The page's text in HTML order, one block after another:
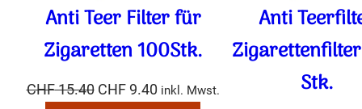
Anti Teer Filter für
Zigaretten 100Stk.
CHF15.40Ursprünglicher
CHF9.40Aktueller
inkl.
Anti
Stk.